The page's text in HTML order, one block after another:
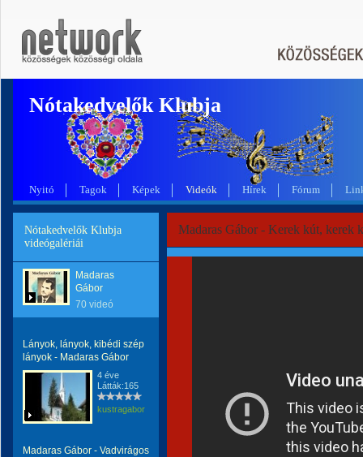
Nótakedvelők Klubja
Nyitó Tagok Képek Videók Hírek Fórum
Nótakedvelők Klubja
videógalériái
Madaras
Gábor
70 videó
Lányok, lányok, kibédi szép
lányok - Madaras Gábor
4 éve
Látták:165
kustragabor
Madaras Gábor - Vadvirágos
Madaras Gábor - Kerek kút, kerek